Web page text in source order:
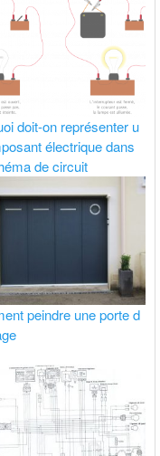
doit-on représenter u
électrique dans
de circuit
peindre une porte d